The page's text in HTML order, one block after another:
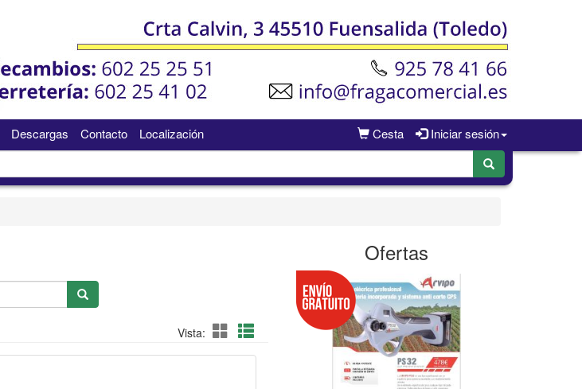
Cesta Iniciar sesión
Descargas Contacto Localización
Vista:
Ofertas